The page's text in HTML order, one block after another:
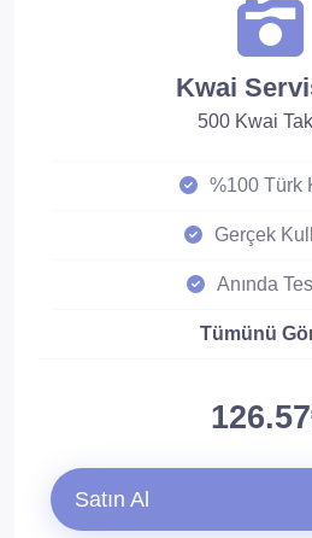
Kwai
500 Kwai
%100 Türk
Gerçek
Anında
Tümünü
Satın Al